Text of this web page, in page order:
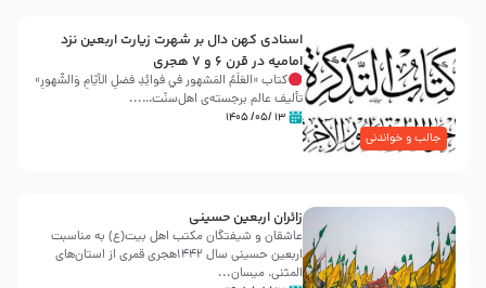
جالب و خواندنی
اسنادی کهن دال بر شهرت زیارت اربعین نزد
امامیه در قرن ۶ و ۷ هجری
کتاب «العَلَمُ المَشهور في فَوائِدِ فَضلِ الأيّامِ وَالشُّهورِ»
تألیف عالم برجسته‌ی اهل‌سنّت…...
۱۳ /۰۵/ ۱۴۰۵
زائران اربعین حسینی
عاشقان و شیفتگان مکتب اهل بیت(ع) به مناسبت
اربعین حسینی سال ۱۴۴۲هجری قمری از استان‌های
المثنی، میسان...